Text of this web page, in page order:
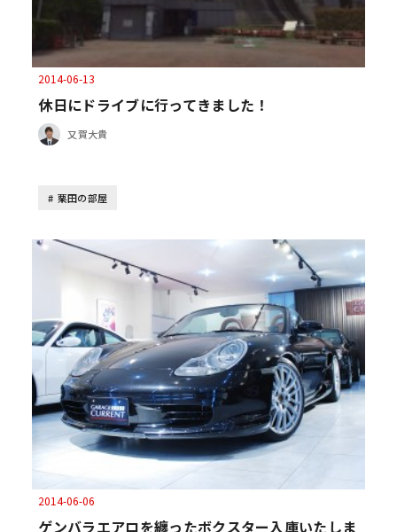
2014-06-13
休日にドライブに行ってきました！
又賀大貴
栗田の部屋
2014-06-06
ゲンバラエアロを纏ったボクスター入庫いたしま